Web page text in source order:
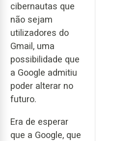
cibernautas que
não sejam
utilizadores do
Gmail, uma
possibilidade que
a Google admitiu
poder alterar no
futuro.
Era de esperar
que a Google, que